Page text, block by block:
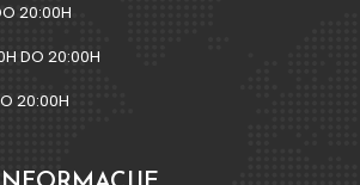
20:00H
DO 20:00H
20:00H